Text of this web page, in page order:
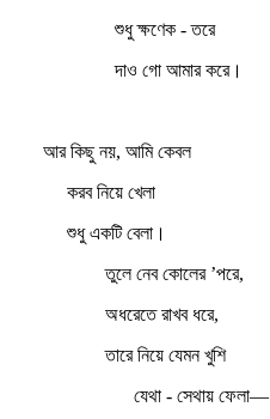
শুধু ক্ষণেক - তরে
দাও গো আমার করে।
আর কিছু নয়, আমি কেবল
করব নিয়ে খেলা
শুধু একটি বেলা।
তুলে নেব কোলের ’পরে,
অধরেতে রাখব ধরে,
তারে নিয়ে যেমন খুশি
যেথা - সেথায় ফেলা—